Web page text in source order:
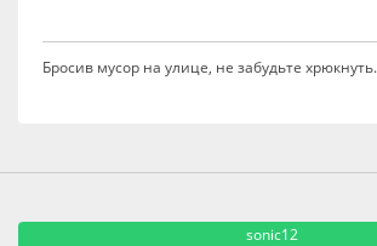
Бросив мусор на улице, не забудьте хрюкнуть.
sonic12